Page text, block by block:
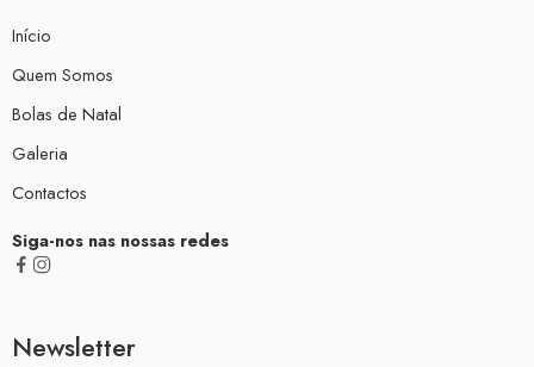
Início
Quem Somos
Bolas de Natal
Galeria
Contactos
Siga-nos nas nossas redes
Newsletter